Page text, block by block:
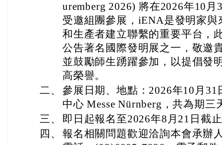
uremberg 2026) 將在2026年10
受邀組團參展，iENA是發明家
和生產者建立聯繫的重要平台，
公告著名國際發明展之一，敬邀
並鼓勵師生踴躍參加，以提倡發
高榮譽。
二、 參展日期、地點：2026年10月
中心 Messe Nürnberg，共為期三
三、
即日起報名至2026年8月21日截
四、 報名相關問題歡迎洽詢本會承辦